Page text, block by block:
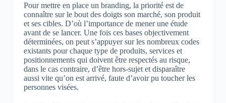
Pour mettre en place un branding, la priorité est de
connaître sur le bout des doigts son marché, son produit
et ses cibles. D’où l’importance de mener une étude
avant de se lancer. Une fois ces bases objectivement
déterminées, on peut s’appuyer sur les nombreux codes
existants pour chaque type de produits, services et
positionnements qui doivent être respectés au risque,
dans le cas contraire, d’être hors-sujet et disparaître
aussi vite qu’on est arrivé, faute d’avoir pu toucher les
personnes visées.